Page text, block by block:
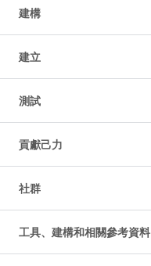
建構
建立
測試
貢獻己力
社群
工具、建構和相關參考資料